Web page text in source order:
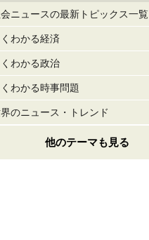
ニュースの最新トピックス一覧
くわかる経済
くわかる政治
くわかる時事問題
のニュース・トレンド
他のテーマも見る